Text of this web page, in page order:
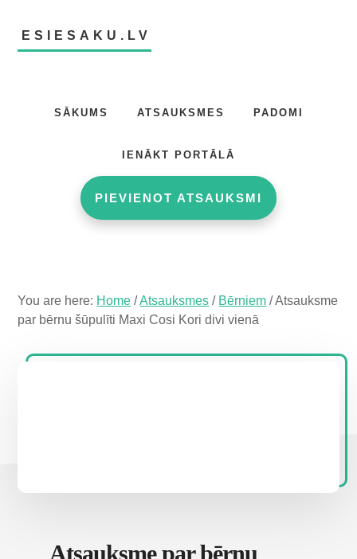
main
primary
footerESIESAKU.LV
SĀKUMS ATSAUKSMES PADOMI
IENĀKT PORTĀLĀ
PIEVIENOT ATSAUKSMI
You are here: Home /Atsauksmes / Bērniem /Atsauksme
par bērnu šūpulīti Maxi Cosi Kori divi vienā
Atsauksme par bērnu